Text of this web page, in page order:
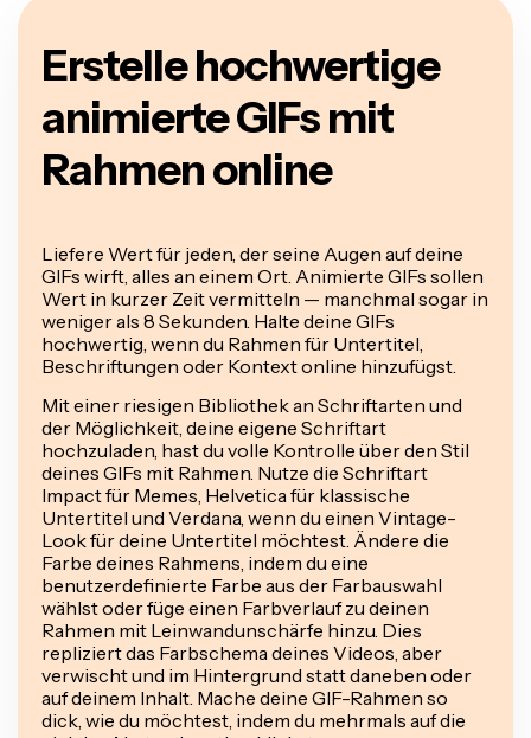
Erstelle hochwertige
animierte GIFs mit
Rahmen online
Liefere Wert für jeden, der seine Augen auf deine
GIFs wirft, alles an einem Ort. Animierte GIFs sollen
Wert in kurzer Zeit vermitteln — manchmal sogar in
weniger als 8 Sekunden. Halte deine GIFs
hochwertig, wenn du Rahmen für Untertitel,
Beschriftungen oder Kontext online hinzufügst.
Mit einer riesigen Bibliothek an Schriftarten und
der Möglichkeit, deine eigene Schriftart
hochzuladen, hast du volle Kontrolle über den Stil
deines GIFs mit Rahmen. Nutze die Schriftart
Impact für Memes, Helvetica für klassische
Untertitel und Verdana, wenn du einen Vintage-
Look für deine Untertitel möchtest. Ändere die
Farbe deines Rahmens, indem du eine
benutzerdefinierte Farbe aus der Farbauswahl
wählst oder füge einen Farbverlauf zu deinen
Rahmen mit Leinwandunschärfe hinzu. Dies
repliziert das Farbschema deines Videos, aber
verwischt und im Hintergrund statt daneben oder
auf deinem Inhalt. Mache deine GIF-Rahmen so
dick, wie du möchtest, indem du mehrmals auf die